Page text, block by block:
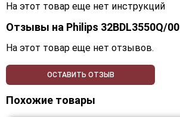
На этот товар еще нет инструкций
Отзывы на Philips 32BDL3550Q/00
На этот товар еще нет отзывов.
ОСТАВИТЬ ОТЗЫВ
Похожие товары